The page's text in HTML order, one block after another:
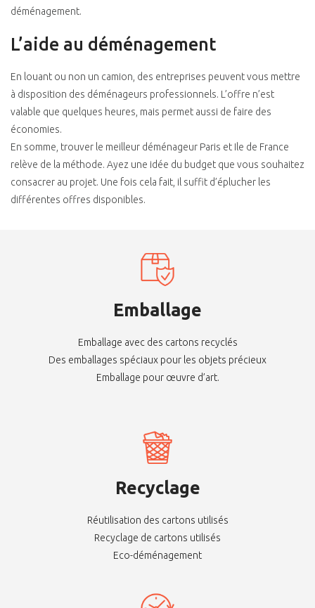
déménagement.
L’aide au déménagement
En louant ou non un camion, des entreprises peuvent vous mettre
à disposition des déménageurs professionnels. L’offre n’est
valable que quelques heures, mais permet aussi de faire des
économies.
En somme, trouver le meilleur déménageur Paris et Ile de France
relève de la méthode. Ayez une idée du budget que vous souhaitez
consacrer au projet. Une fois cela fait, il suffit d’éplucher les
différentes offres disponibles.
Emballage
Emballage avec des cartons recyclés
Des emballages spéciaux pour les objets précieux
Emballage pour œuvre d’art.
Recyclage
Réutilisation des cartons utilisés
Recyclage de cartons utilisés
Eco-déménagement